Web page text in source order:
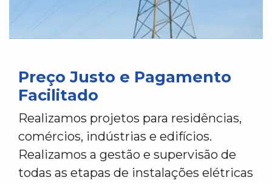
Preço Justo e Pagamento
Facilitado
Realizamos projetos para residências,
comércios, indústrias e edifícios.
Realizamos a gestão e supervisão de
todas as etapas de instalações elétricas